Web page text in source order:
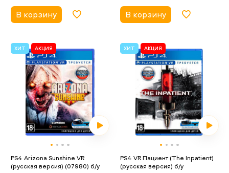
В корзину В корзину
ХИТ АКЦИЯ
PS4 Arizona Sunshine VR
(русская версия) (07980) б/у
ХИТ АКЦИЯ
PS4 VR Пациент (The Inpatient)
(русская версия) б/у